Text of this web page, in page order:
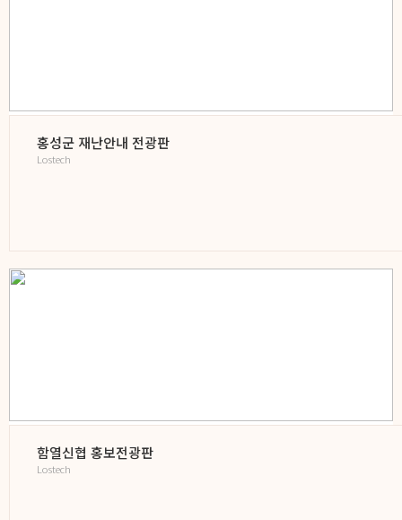
홍성군 재난안내 전광판
Lostech
함열신협 홍보전광판
Lostech